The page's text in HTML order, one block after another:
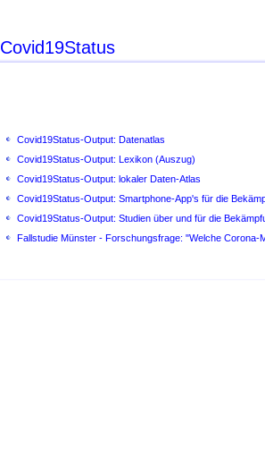
Covid19Status
Covid19Status-Output: Datenatlas
Covid19Status-Output: Lexikon (Auszug)
Covid19Status-Output: lokaler Daten-Atlas
Covid19Status-Output: Smartphone-App's für die
Covid19Status-Output: Studien über und für die
Fallstudie Münster - Forschungsfrage: "Welche